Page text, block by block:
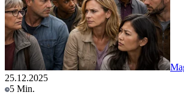
25.12.2025
5 Min.